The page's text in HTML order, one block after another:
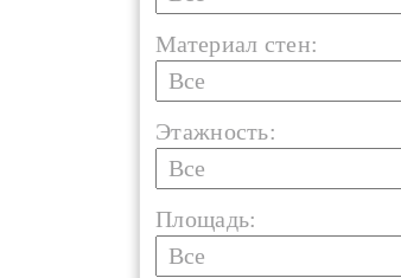
Материал стен:
Этажность:
Площадь: